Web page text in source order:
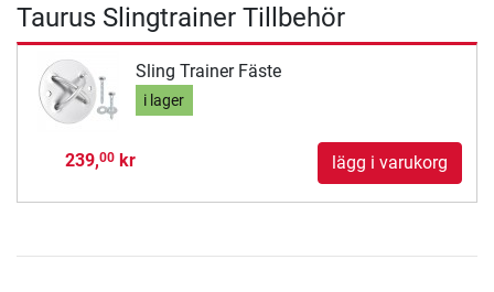
Taurus Slingtrainer Tillbehör
Sling Trainer Fäste
i lager
239,00kr lägg i varukorg